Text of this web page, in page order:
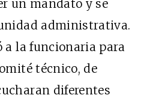
un mandato y se
administrativa.
a la funcionaria para
técnico, de
diferentes